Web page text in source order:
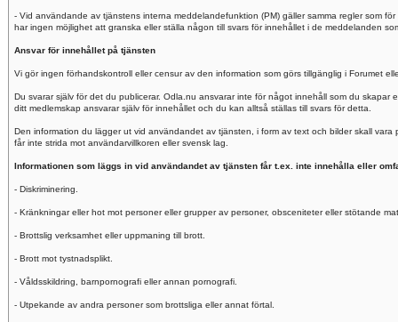
- Vid användande av tjänstens interna meddelandefunktion (PM) gäller samma regler som
har ingen möjlighet att granska eller ställa någon till svars för innehållet i de meddelanden
Ansvar för innehållet på tjänsten
Vi gör ingen förhandskontroll eller censur av den information som görs tillgänglig i Forumet
Du svarar själv för det du publicerar. Odla.nu ansvarar inte för något innehåll som du skapar
ditt medlemskap ansvarar själv för innehållet och du kan alltså ställas till svars för detta.
Den information du lägger ut vid användandet av tjänsten, i form av text och bilder skall
får inte strida mot användarvillkoren eller svensk lag.
Informationen som läggs in vid användandet av tjänsten får t.ex. inte innehålla eller
- Diskriminering.
- Kränkningar eller hot mot personer eller grupper av personer, obsceniteter eller stötande
- Brottslig verksamhet eller uppmaning till brott.
- Brott mot tystnadsplikt.
- Våldsskildring, barnpornografi eller annan pornografi.
- Utpekande av andra personer som brottsliga eller annat förtal.